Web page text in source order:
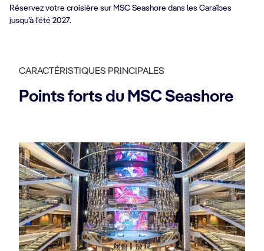
Réservez votre croisière sur MSC Seashore dans les Caraïbes
jusqu’à l’été 2027.
CARACTÉRISTIQUES PRINCIPALES
Points forts du MSC Seashore